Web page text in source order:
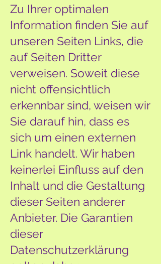
Zu Ihrer optimalen
Information finden Sie auf
unseren Seiten Links, die
auf Seiten Dritter
verweisen. Soweit diese
nicht offensichtlich
erkennbar sind, weisen wir
Sie darauf hin, dass es
sich um einen externen
Link handelt. Wir haben
keinerlei Einfluss auf den
Inhalt und die Gestaltung
dieser Seiten anderer
Anbieter. Die Garantien
dieser
Datenschutzerklärung